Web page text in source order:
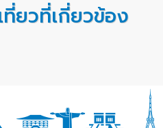
ยวที่เกี่ยวข้อง